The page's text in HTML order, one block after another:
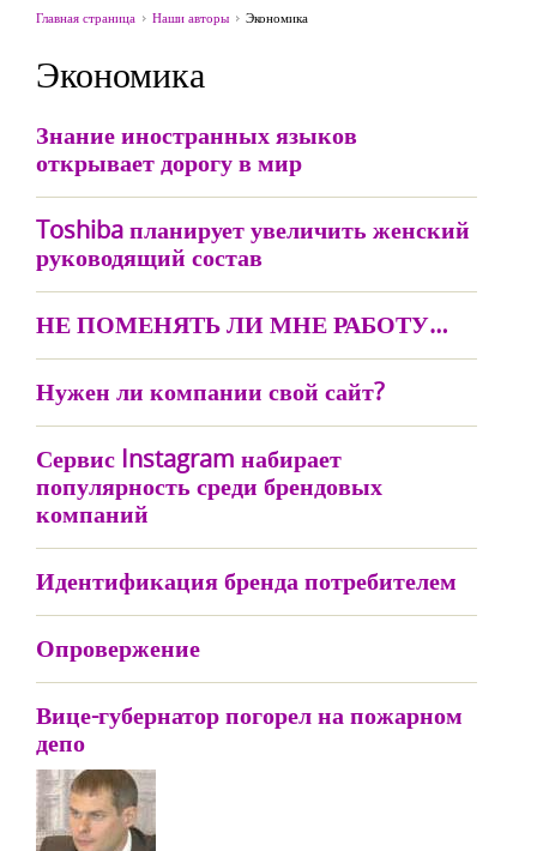
Главная страница Наши авторы Экономика
Экономика
Знание иностранных языков
открывает дорогу в мир
Toshiba планирует увеличить женский
руководящий состав
НЕ ПОМЕНЯТЬ ЛИ МНЕ РАБОТУ…
Нужен ли компании свой сайт?
Сервис Instagram набирает
популярность среди брендовых
компаний
Идентификация бренда потребителем
Опровержение
Вице-губернатор погорел на пожарном
депо